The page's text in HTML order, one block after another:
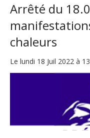
Arrêté du
chaleurs
Le lundi 18 Juil 2022 à